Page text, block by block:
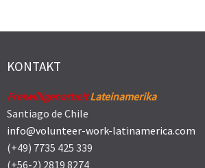
KONTAKT
FreiwilligenarbeitLateinamerika
Santiago de Chile
info@volunteer-work-latinamerica.com
(+49) 7735 425 339
(+56-2) 2819 8274